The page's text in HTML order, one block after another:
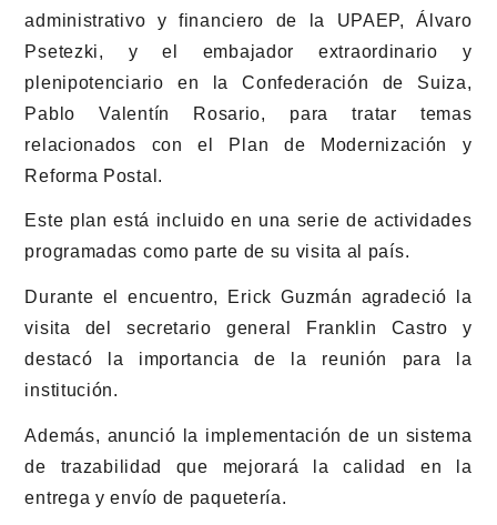
administrativo y financiero de la UPAEP, Álvaro
Psetezki, y el embajador extraordinario y
plenipotenciario en la Confederación de Suiza,
Pablo Valentín Rosario, para tratar temas
relacionados con el Plan de Modernización y
Reforma Postal.
Este plan está incluido en una serie de actividades
programadas como parte de su visita al país.
Durante el encuentro, Erick Guzmán agradeció la
visita del secretario general Franklin Castro y
destacó la importancia de la reunión para la
institución.
Además, anunció la implementación de un sistema
de trazabilidad que mejorará la calidad en la
entrega y envío de paquetería.